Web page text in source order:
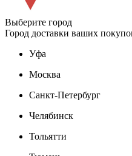
Выберите город
Город доставки ваших
Уфа
Москва
Санкт-Петербург
Челябинск
Тольятти